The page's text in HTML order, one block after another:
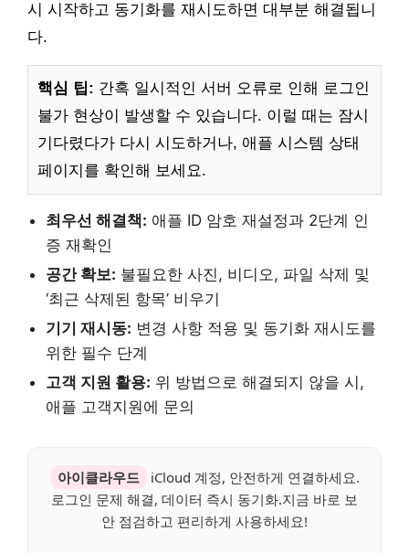
시 시작하고 동기화를 재시도하면 대부분 해결됩니
다.
핵심 팁: 간혹 일시적인 서버 오류로 인해 로그인
불가 현상이 발생할 수 있습니다. 이럴 때는 잠시
기다렸다가 다시 시도하거나, 애플 시스템 상태
페이지를 확인해 보세요.
최우선 해결책: 애플 ID 암호 재설정과 2단계 인
증 재확인
공간 확보: 불필요한 사진, 비디오, 파일 삭제 및
‘최근 삭제된 항목’ 비우기
기기 재시동: 변경 사항 적용 및 동기화 재시도를
위한 필수 단계
고객 지원 활용: 위 방법으로 해결되지 않을 시,
애플 고객지원에 문의
아이클라우드
iCloud 계정, 안전하게 연결하세요.
로그인 문제 해결, 데이터 즉시 동기화.지금 바로 보
안 점검하고 편리하게 사용하세요!